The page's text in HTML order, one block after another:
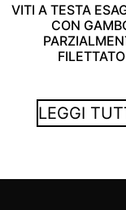
VITI A TESTA
CON
FILETTATO
LEGGI